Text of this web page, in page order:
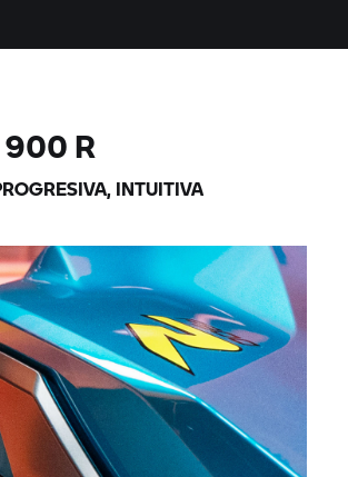
R
INTUITIVA